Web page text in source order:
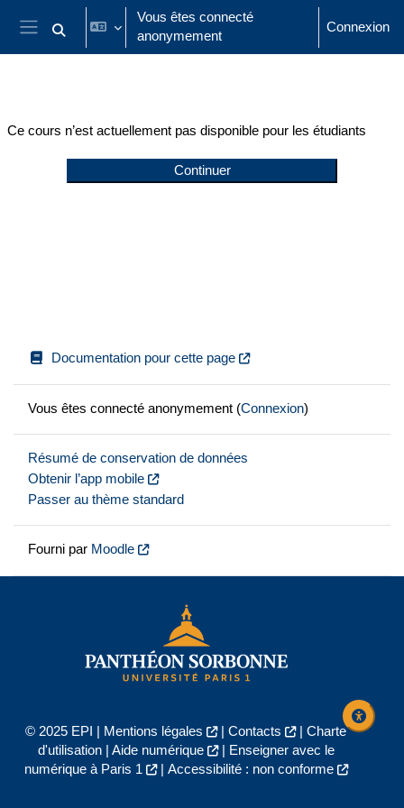
Passer au contenu principal
Panneau latéral
Activer/désactiver la saisie de recherche
Vous êtes connecté
anonymement
Connexion
Ce cours n’est actuellement pas disponible pour les étudiants
Continuer
Documentation pour cette page
Vous êtes connecté anonymement (Connexion)
Résumé de conservation de données
Obtenir l’app mobile
Passer au thème standard
Fourni par Moodle
© 2025 EPI | Mentions légales | Contacts | Charte
d'utilisation| Aide numérique |
Enseigner avec le
numérique à Paris 1
| Accessibilité : non conforme